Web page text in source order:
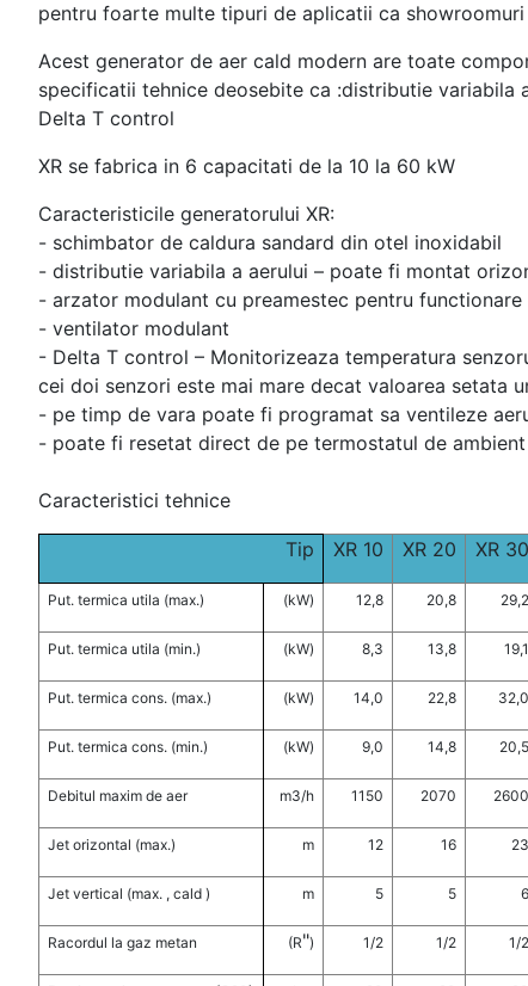
pentru foarte multe tipuri de aplicatii ca
Acest generator de aer cald modern are toate
specificatii tehnice deosebite ca :distributie variabila
Delta T control
XR se fabrica in 6 capacitati de la 10 la 60 kW
Caracteristicile generatorului XR:
- schimbator de caldura sandard din otel inoxidabil
- distributie variabila a aerului – poate fi montat
- arzator modulant cu preamestec pentru
- ventilator modulant
- Delta T control – Monitorizeaza temperatura
cei doi senzori este mai mare decat valoarea setata
- pe timp de vara poate fi programat sa ventileze
- poate fi resetat direct de pe termostatul de ambient
Caracteristici tehnice
Tip XR 10 XR 20 XR 30
Put. termica utila (max.) (kW) 12,8 20,8 29,2
Put. termica utila (min.) (kW) 8,3 13,8 19,1
Put. termica cons. (max.) (kW) 14,0 22,8 32,0
Put. termica cons. (min.) (kW) 9,0 14,8 20,5
Debitul maxim de aer m3/h 1150 2070 2600
Jet orizontal (max.) m 12 16 23
Jet vertical (max. , cald ) m 5 5 6
Racordul la gaz metan (R") 1/2 1/2 1/2